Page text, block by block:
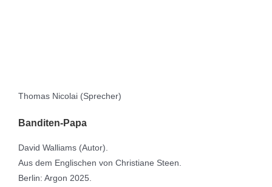
Thomas Nicolai (Sprecher)
Banditen-Papa
David Walliams (Autor).
Aus dem Englischen von Christiane Steen.
Berlin: Argon 2025.